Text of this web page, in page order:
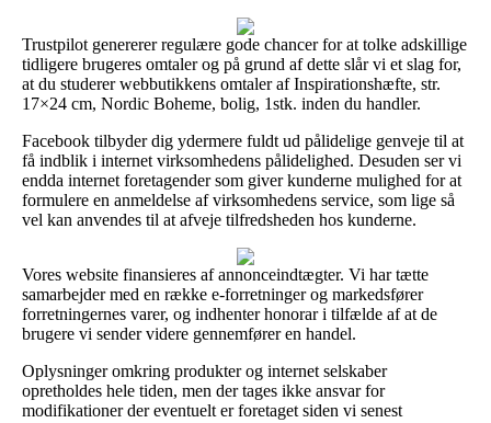
Trustpilot genererer regulære gode chancer for at tolke adskillige
tidligere brugeres omtaler og på grund af dette slår vi et slag for,
at du studerer webbutikkens omtaler af Inspirationshæfte, str.
17×24 cm, Nordic Boheme, bolig, 1stk. inden du handler.
Facebook tilbyder dig ydermere fuldt ud pålidelige genveje til at
få indblik i internet virksomhedens pålidelighed. Desuden ser vi
endda internet foretagender som giver kunderne mulighed for at
formulere en anmeldelse af virksomhedens service, som lige så
vel kan anvendes til at afveje tilfredsheden hos kunderne.
Vores website finansieres af annonceindtægter. Vi har tætte
samarbejder med en række e-forretninger og markedsfører
forretningernes varer, og indhenter honorar i tilfælde af at de
brugere vi sender videre gennemfører en handel.
Oplysninger omkring produkter og internet selskaber
opretholdes hele tiden, men der tages ikke ansvar for
modifikationer der eventuelt er foretaget siden vi senest